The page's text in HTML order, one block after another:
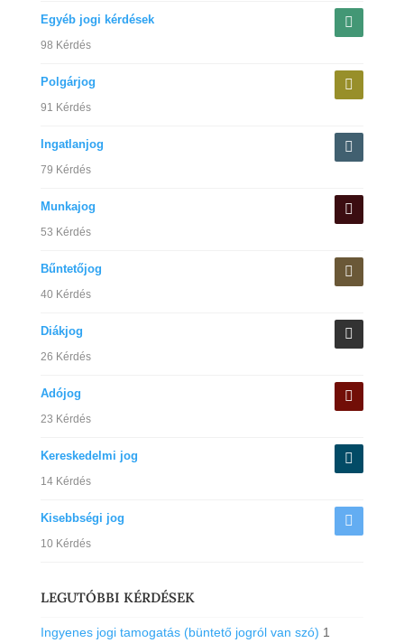
Egyéb jogi kérdések
98 Kérdés
Polgárjog
91 Kérdés
Ingatlanjog
79 Kérdés
Munkajog
53 Kérdés
Bűntetőjog
40 Kérdés
Diákjog
26 Kérdés
Adójog
23 Kérdés
Kereskedelmi jog
14 Kérdés
Kisebbségi jog
10 Kérdés
LEGUTÓBBI KÉRDÉSEK
Ingyenes jogi tamogatás (büntető jogról van szó) 1